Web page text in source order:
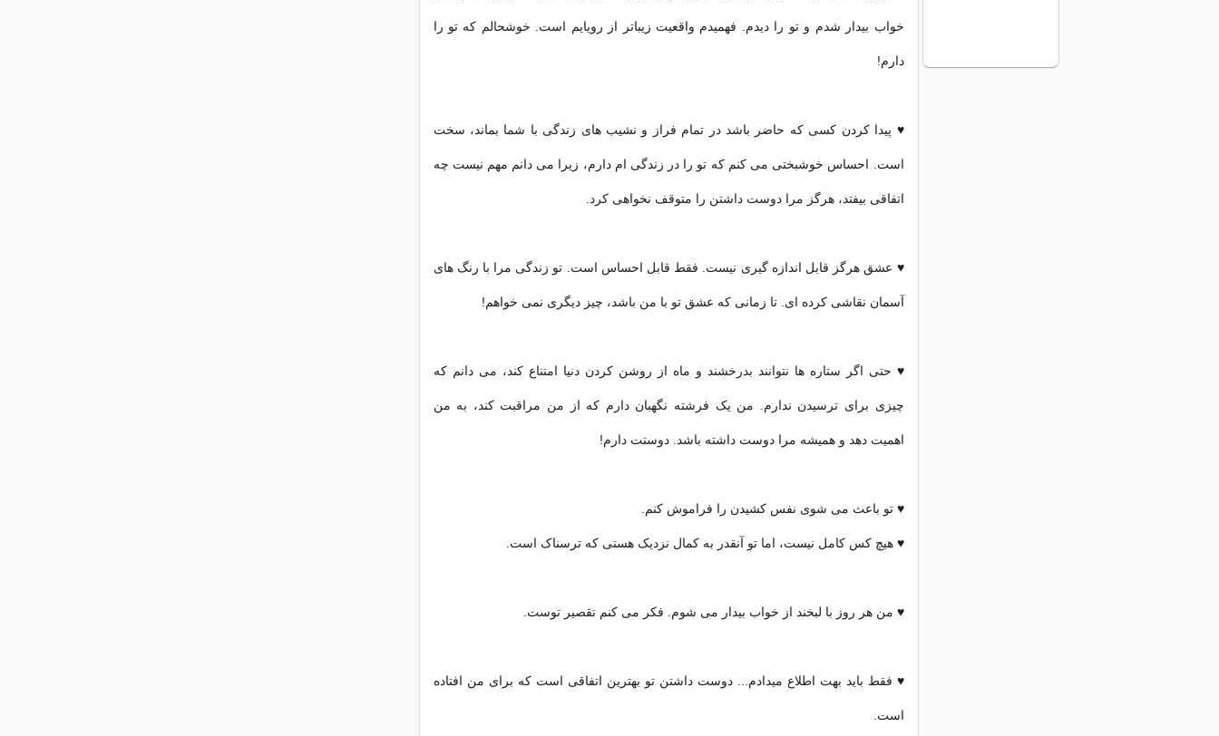
خواب بیدار شدم و تو را دیدم. فهمیدم واقعیت زیباتر از رویایم است. خوشحالم که تو را
دارم!
♥ پیدا کردن کسی که حاضر باشد در تمام فراز و نشیب های زندگی با شما بماند، سخت
است. احساس خوشبختی می کنم که تو را در زندگی ام دارم، زیرا می دانم مهم نیست چه
اتفاقی بیفتد، هرگز مرا دوست داشتن را متوقف نخواهی کرد.
♥ عشق هرگز قابل اندازه گیری نیست. فقط قابل احساس است. تو زندگی مرا با رنگ های
آسمان نقاشی کرده ای. تا زمانی که عشق تو با من باشد، چیز دیگری نمی خواهم!
♥ حتی اگر ستاره ها نتوانند بدرخشند و ماه از روشن کردن دنیا امتناع کند، می دانم که
چیزی برای ترسیدن ندارم. من یک فرشته نگهبان دارم که از من مراقبت کند، به من
اهمیت دهد و همیشه مرا دوست داشته باشد. دوستت دارم!
♥ تو باعث می شوی نفس کشیدن را فراموش کنم.
♥ هیچ کس کامل نیست، اما تو آنقدر به کمال نزدیک هستی که ترسناک است.
♥ من هر روز با لبخند از خواب بیدار می شوم. فکر می کنم تقصیر توست.
♥ فقط باید بهت اطلاع میدادم... دوست داشتن تو بهترین اتفاقی است که برای من افتاده
است.